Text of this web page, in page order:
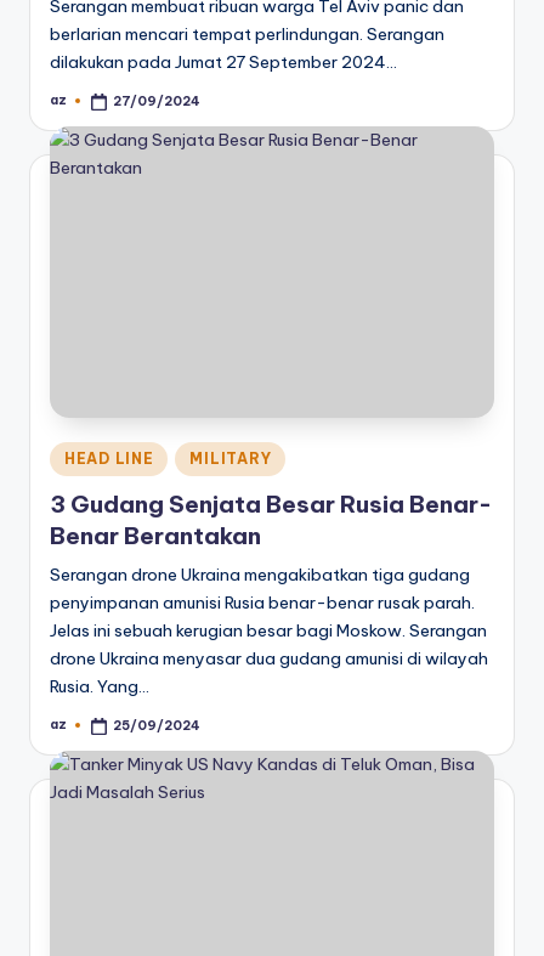
Serangan membuat ribuan warga Tel Aviv panic dan
berlarian mencari tempat perlindungan. Serangan
dilakukan pada Jumat 27 September 2024…
Posted
az 27/09/2024
Posted
in
HEAD LINE MILITARY
3 Gudang Senjata Besar Rusia Benar-
Benar Berantakan
Serangan drone Ukraina mengakibatkan tiga gudang
penyimpanan amunisi Rusia benar-benar rusak parah.
Jelas ini sebuah kerugian besar bagi Moskow. Serangan
drone Ukraina menyasar dua gudang amunisi di wilayah
Rusia. Yang…
Posted
az 25/09/2024